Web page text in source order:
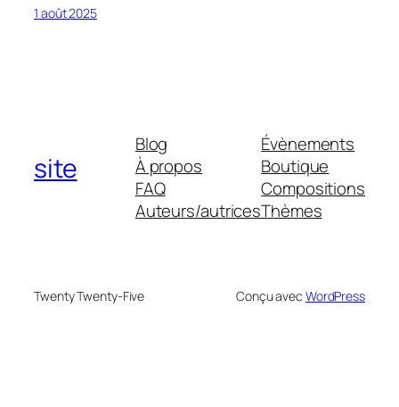
1 août 2025
site
Blog
À propos
FAQ
Auteurs/autrices
Évènements
Boutique
Compositions
Thèmes
Twenty Twenty-Five Conçu avec WordPress